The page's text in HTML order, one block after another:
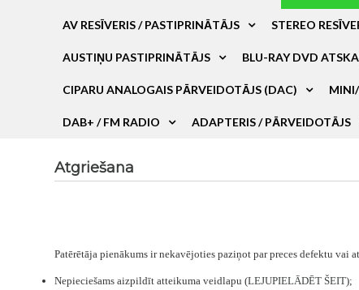
AV RESĪVERIS / PASTIPRINĀTĀJS STEREO
AUSTIŅU PASTIPRINĀTĀJS BLU-RAY DVD
CIPARU ANALOGAIS PĀRVEIDOTĀJS (DAC)
DAB+ / FM RADIO ADAPTERIS / PĀRVEIDOTĀJS
Atgriešana
Patērētāja pienākums ir nekavējoties paziņot par preces defektu vai
Nepieciešams aizpildīt atteikuma veidlapu (LEJUPIELĀDĒT ŠEIT);